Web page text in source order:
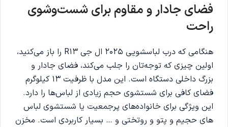
فضای جادار و مقاوم برای شست‌وشوی
راحت
هنگامی که درب لباسشویی 2025 ال جی R13 را باز می‌کنید،
اولین چیزی که توجه‌تان را جلب می‌کند، فضای جادار و
بزرگ داخلی دستگاه است. این مدل با ظرفیت ۱۳ کیلوگرم
فضای کافی برای شستشوی حجم زیادی از لباس‌ها را دارد.
این ویژگی برای خانواده‌های پرجمعیت یا شستشوی لباس
های حجیم و پتو و روتختی و … بسیار کاربردی است. مخزن